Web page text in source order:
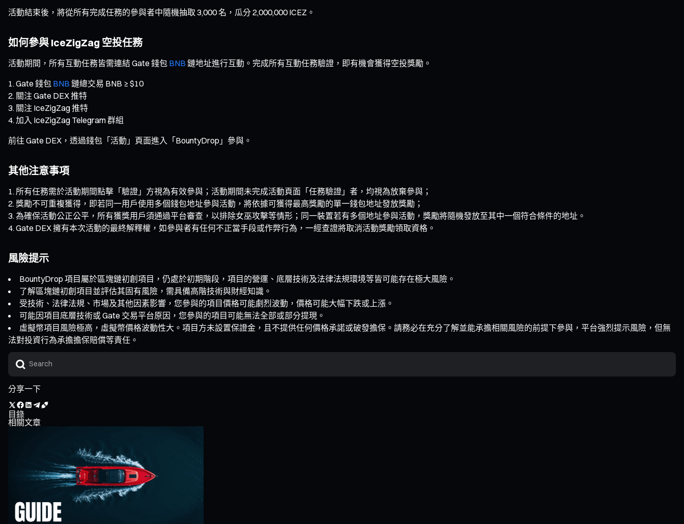
活動結束後，將從所有完成任務的參與者中隨機抽取 3,000 名，瓜分 2,000,000 ICEZ。
如何參與 IceZigZag 空投任務
活動期間，所有互動任務皆需連結 Gate 錢包 BNB 鏈地址進行互動。完成所有互動任務驗證，即有機會獲得空投獎勵。
Gate 錢包 BNB 鏈總交易 BNB ≥ $10
關注 Gate DEX 推特
關注 IceZigZag 推特
加入 IceZigZag Telegram 群組
前往 Gate DEX，透過錢包「活動」頁面進入「BountyDrop」參與。
其他注意事項
所有任務需於活動期間點擊「驗證」方視為有效參與；活動期間未完成活動頁面「任務驗證」者，均視為放棄參與；
獎勵不可重複獲得，即若同一用戶使用多個錢包地址參與活動，將依據可獲得最高獎勵的單一錢包地址發放獎勵；
為確保活動公正公平，所有獲獎用戶須通過平台審查，以排除女巫攻擊等情形；同一裝置若有多個地址參與活動，獎勵將隨機發放至其中一個符合條件的地址。
Gate DEX 擁有本次活動的最終解釋權，如參與者有任何不正當手段或作弊行為，一經查證將取消活動獎勵領取資格。
風險提示
BountyDrop 項目屬於區塊鏈初創項目，仍處於初期階段，項目的營運、底層技術及法律法規環境等皆可能存在極大風險。
了解區塊鏈初創項目並評估其固有風險，需具備高階技術與財經知識。
受技術、法律法規、市場及其他因素影響，您參與的項目價格可能劇烈波動，價格可能大幅下跌或上漲。
可能因項目底層技術或 Gate 交易平台原因，您參與的項目可能無法全部或部分提現。
虛擬幣項目風險極高，虛擬幣價格波動性大。項目方未設置保證金，且不提供任何價格承諾或破發擔保。請務必在充分了解並能承擔相關風險的前提下參與，平台強烈提示風險，但無
法對投資行為承擔擔保賠償等責任。
分享一下
目錄
相關文章